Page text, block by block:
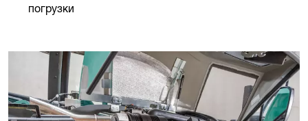
погрузки